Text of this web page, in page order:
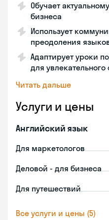
Обучает
бизнеса
Использует
преодоления
Адаптирует уроки
для увлекательного
Читать дальше
Услуги и цены
Английский язык
Для маркетологов
Деловой - для бизнеса
Для путешествий
Все услуги и цены (5)